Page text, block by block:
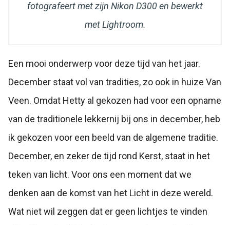
fotografeert met zijn Nikon D300 en bewerkt
met Lightroom.
Een mooi onderwerp voor deze tijd van het jaar.
December staat vol van tradities, zo ook in huize Van
Veen. Omdat Hetty al gekozen had voor een opname
van de traditionele lekkernij bij ons in december, heb
ik gekozen voor een beeld van de algemene traditie.
December, en zeker de tijd rond Kerst, staat in het
teken van licht. Voor ons een moment dat we
denken aan de komst van het Licht in deze wereld.
Wat niet wil zeggen dat er geen lichtjes te vinden